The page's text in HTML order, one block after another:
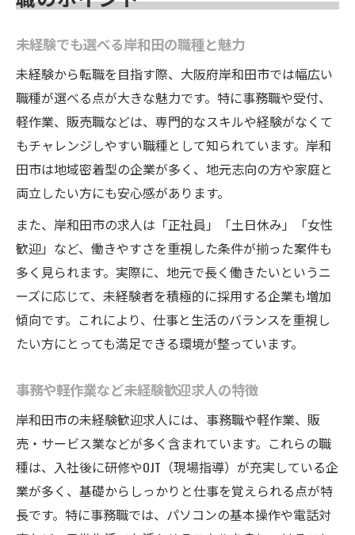
未経験でも選べる岸和田の職種と魅力
未経験から転職を目指す際、大阪府岸和田市では幅広い
職種が選べる点が大きな魅力です。特に事務職や受付、
軽作業、販売職などは、専門的なスキルや経験がなくて
もチャレンジしやすい職種として知られています。岸和
田市は地域密着型の企業が多く、地元志向の方や家庭と
両立したい方にも安心感があります。
また、岸和田市の求人は「正社員」「土日休み」「女性
歓迎」など、働きやすさを重視した条件が揃った案件も
多く見られます。実際に、地元で長く働きたいというニ
ーズに応じて、未経験者を積極的に採用する企業も増加
傾向です。これにより、仕事と生活のバランスを重視し
たい方にとっても満足できる環境が整っています。
事務や軽作業など未経験歓迎求人の特徴
岸和田市の未経験歓迎求人には、事務職や軽作業、販
売・サービス業などが多く含まれています。これらの職
種は、入社後に研修やOJT（現場指導）が充実している企
業が多く、基礎からしっかりと仕事を覚えられる点が特
長です。特に事務職では、パソコンの基本操作や電話対